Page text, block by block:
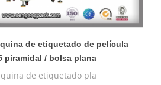
de etiquetado de película
piramidal / bolsa plana
de etiquetado pla